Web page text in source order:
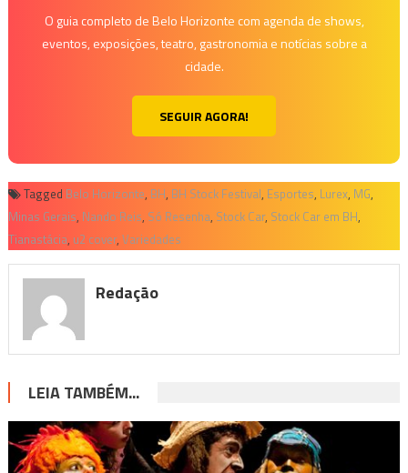
O guia completo de Belo Horizonte com agenda de shows,
eventos, exposições, teatro, gastronomia e notícias sobre a
cidade.
SEGUIR AGORA!
Tagged Belo Horizonte, BH, BH Stock Festival, Esportes, Lurex, MG,
Minas Gerais, Nando Reis, Só Resenha, Stock Car, Stock Car em BH,
Tianastácia, u2 cover, Variedades
Redação
LEIA TAMBÉM...